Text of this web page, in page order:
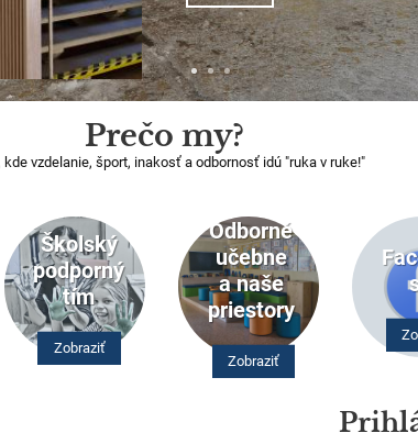
Prečo my?
kde vzdelanie, šport, inakosť a odbornosť idú "ruka v ruke!"
Školský
podporný
tím
Zobraziť
Odborné
učebne
a naše
priestory
Zobraziť